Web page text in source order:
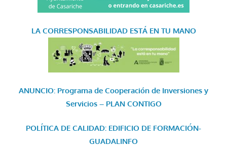
LA CORRESPONSABILIDAD ESTÁ EN TU MANO
ANUNCIO: Programa de Cooperación de Inversiones y
Servicios – PLAN CONTIGO
POLÍTICA DE CALIDAD: EDIFICIO DE FORMACIÓN-
GUADALINFO